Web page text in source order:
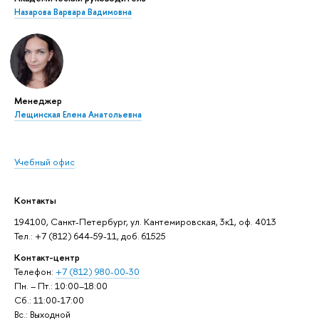
Назарова Варвара Вадимовна
Менеджер
Лещинская Елена Анатольевна
Учебный офис
Контакты
194100, Санкт-Петербург, ул. Кантемировская, 3к1, оф. 4013
Тел.: +7 (812) 644-59-11, доб. 61525
Контакт-центр
Телефон: +7 (812) 980-00-30
Пн. – Пт.: 10:00–18:00
Сб.: 11:00-17:00
Вс.: Выходной